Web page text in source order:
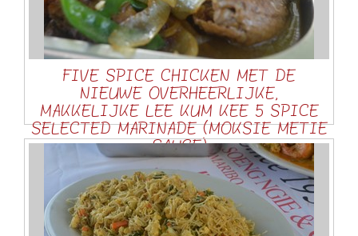
FIVE SPICE CHICKEN MET DE
NIEUWE OVERHEERLIJKE,
MAKKELIJKE LEE KUM KEE 5 SPICE
SELECTED MARINADE (MOKSIE METIE
SAUCE)